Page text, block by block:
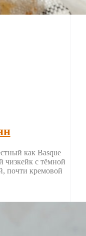
как Basque
чизкейк с тёмной
почти кремовой